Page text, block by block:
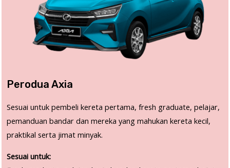
Perodua Axia
Sesuai untuk pembeli kereta pertama, fresh graduate, pelajar,
pemanduan bandar dan mereka yang mahukan kereta kecil,
praktikal serta jimat minyak.
Sesuai untuk: